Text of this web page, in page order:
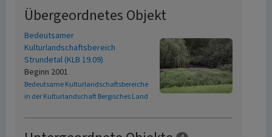
Übergeordnetes Objekt
Bedeutsamer
Kulturlandschaftsbereich
Strundetal (KLB 19.09)
Beginn 2001
Bedeutsame Kulturlandschaftsbereiche
in der Kulturlandschaft Bergisches Land